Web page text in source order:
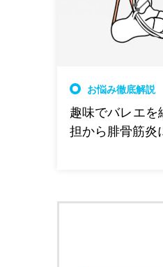
お悩み徹底解説
趣味でバレエを
担から腓骨筋炎